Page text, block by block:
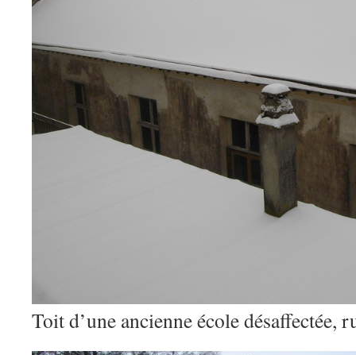
Toit d’une ancienne école désaffectée,